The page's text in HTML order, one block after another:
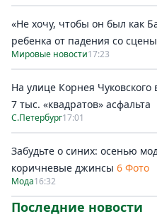
«Не хочу, чтобы он был как
ребенка от падения со
Мировые новости17:23
На улице Корнея
7 тыс. «квадратов» асфальта
С.Петербург17:01
Забудьте о синих: осенью
коричневые джинсы 6 Фото
Мода16:32
Последние новости